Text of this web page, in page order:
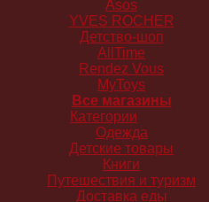
Asos
YVES ROCHER
Детство-шоп
AllTime
Rendez Vous
MyToys
Все магазины
Категории
Одежда
Детские товары
Книги
Путешествия и туризм
Доставка еды